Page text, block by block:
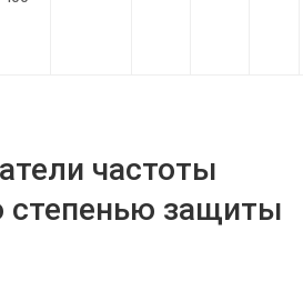
частоты
степенью защиты